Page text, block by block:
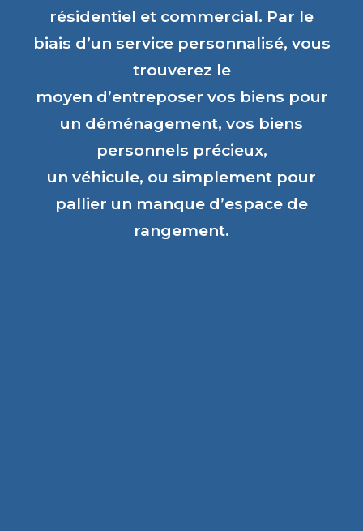
résidentiel et commercial. Par le
biais d’un service personnalisé, vous
trouverez le
moyen d’entreposer vos biens pour
un déménagement, vos biens
personnels précieux,
un véhicule, ou simplement pour
pallier un manque d’espace de
rangement.